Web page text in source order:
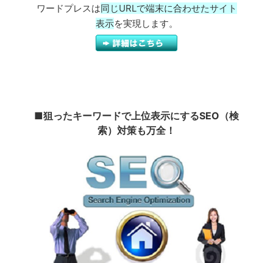
ワードプレスは同じURLで端末に合わせたサイト
表示を実現します。
■狙ったキーワードで上位表示にするSEO（検
索）対策も万全！